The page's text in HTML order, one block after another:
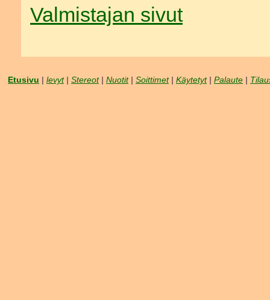
Valmistajan sivut
Etusivu | levyt| Stereot| Nuotit| Soittimet| Käytetyt| Palaute |